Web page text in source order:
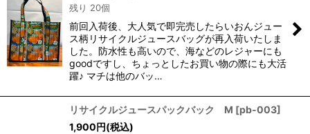
残り 20個
前回入荷後、大人気で即完売したらいおんジュー
ス柄リサイクルジュースバッグが再入荷いたしま
した。防水性も高いので、海などのレジャーにも
goodですし、ちょっとしたお買い物の際にも大活
躍♪ マチは他のバッ…
リサイクルジュースパックバック M [pb-003]
1,900円(税込)